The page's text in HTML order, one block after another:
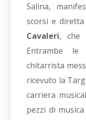
Salina,
scorsi e
Cavaleri, che
Entrambe le
chitarrista
ricevuto la
carriera
pezzi di